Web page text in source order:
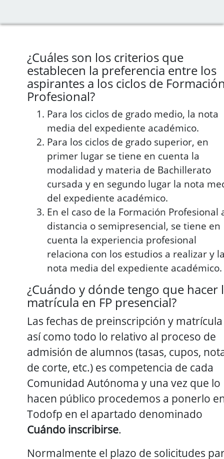
¿Cuáles son los criterios que
establecen la preferencia entre los
aspirantes a los ciclos de
Profesional?
Para los ciclos de grado medio, la nota
media del expediente académico.
Para los ciclos de grado superior, en
primer lugar se tiene en cuenta la
modalidad y materia de Bachillerato
cursada y en segundo lugar la nota
del expediente académico.
En el caso de la Formación Profesional
distancia o semipresencial, se tiene en
cuenta la experiencia profesional
relaciona con los estudios a realizar y
nota media del expediente académico.
¿Cuándo y dónde tengo que hacer
matrícula en FP presencial?
Las fechas de preinscripción y matrícula
así como todo lo relativo al proceso de
admisión de alumnos (tasas, cupos,
de corte, etc.) es competencia de cada
Comunidad Autónoma y una vez que lo
hacen público procedemos a ponerlo
Todofp en el apartado denominado
Cuándo inscribirse.
Normalmente el plazo de solicitudes